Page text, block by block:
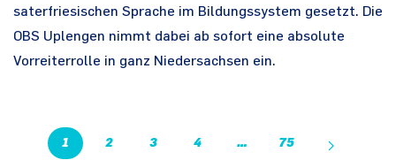
saterfriesischen Sprache im Bildungssystem gesetzt. Die
OBS Uplengen nimmt dabei ab sofort eine absolute
Vorreiterrolle in ganz Niedersachsen ein.
1 2 3 4 … 75